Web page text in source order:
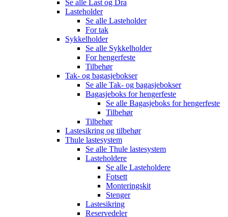
Se alle Last og Dra
Lasteholder
Se alle Lasteholder
For tak
Sykkelholder
Se alle Sykkelholder
For hengerfeste
Tilbehør
Tak- og bagasjebokser
Se alle Tak- og bagasjebokser
Bagasjeboks for hengerfeste
Se alle Bagasjeboks for hengerfeste
Tilbehør
Tilbehør
Lastesikring og tilbehør
Thule lastesystem
Se alle Thule lastesystem
Lasteholdere
Se alle Lasteholdere
Fotsett
Monteringskit
Stenger
Lastesikring
Reservedeler